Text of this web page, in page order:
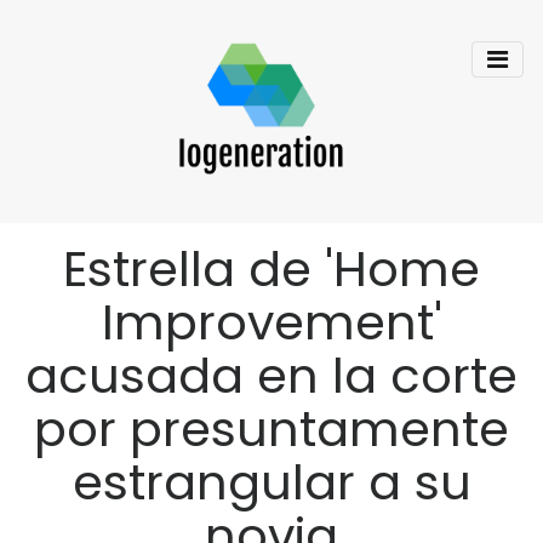
Estrella de 'Home
Improvement'
acusada en la corte
por presuntamente
estrangular a su